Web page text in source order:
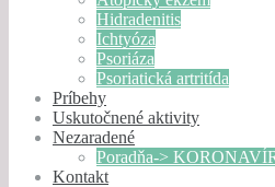
Hidradenitis
Ichtyóza
Psoriáza
Psoriatická artritída
Príbehy
Uskutočnené aktivity
Nezaradené
Poradňa->
Kontakt